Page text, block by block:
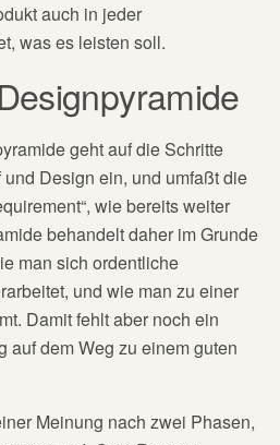
auch in jeder
was es leisten soll.
geht auf die Schritte
Design ein, und umfaßt die
wie bereits weiter
behandelt daher im Grunde
man sich ordentliche
und wie man zu einer
Damit fehlt aber noch ein
auf dem Weg zu einem guten
Meinung nach zwei Phasen,